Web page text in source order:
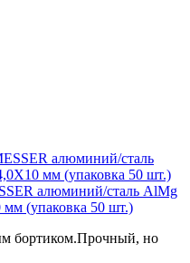
алюминий/сталь AlMg
(упаковка 50 шт.)
бортиком.Прочный, но